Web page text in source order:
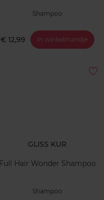
Shampoo
€ 12,99 In winkelmandje
GLISS KUR
Full Hair Wonder Shampoo
Shampoo